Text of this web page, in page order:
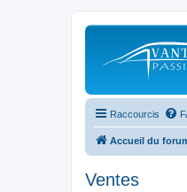
Raccourcis
Accueil du
Ventes